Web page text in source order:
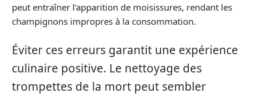
peut entraîner l’apparition de moisissures, rendant les
champignons impropres à la consommation.
Éviter ces erreurs garantit une expérience
culinaire positive. Le nettoyage des
trompettes de la mort peut sembler